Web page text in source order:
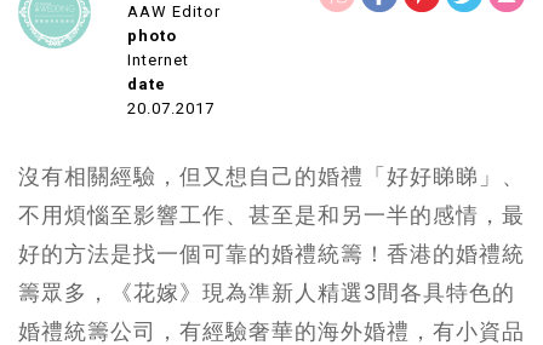
AAW Editor
photo
Internet
date
20.07.2017
沒有相關經驗，但又想自己的婚禮「好好睇睇」、
不用煩惱至影響工作、甚至是和另一半的感情，最
好的方法是找一個可靠的婚禮統籌！香港的婚禮統
籌眾多，《花嫁》現為準新人精選3間各具特色的
婚禮統籌公司，有經驗奢華的海外婚禮，有小資品